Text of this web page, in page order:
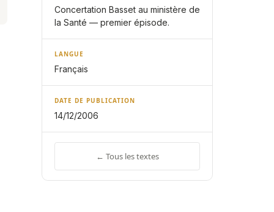
Concertation Basset au ministère de
la Santé — premier épisode.
LANGUE
Français
DATE DE PUBLICATION
14/12/2006
← Tous les textes